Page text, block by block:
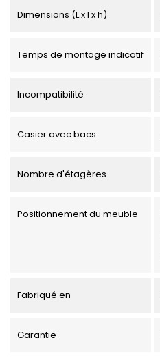
Dimensions (L x l x h)
Temps de montage indicatif
Incompatibilité
Casier avec bacs
Nombre d'étagères
Positionnement du meuble
Fabriqué en
Garantie